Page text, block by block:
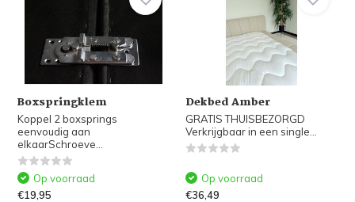
Boxspringklem
Koppel 2 boxsprings
eenvoudig aan
elkaarSchroeve...
Op voorraad
€19,95
Dekbed Amber
GRATIS THUISBEZORGD
Verkrijgbaar in een single...
Op voorraad
€36,49